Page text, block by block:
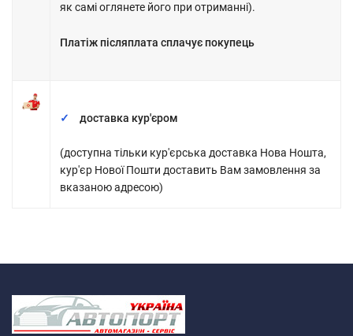
як самі оглянете його при отриманні).
Платіж післяплата сплачує покупець
доставка кур'єром
(доступна тільки кур'єрська доставка Нова Ношта,
кур'єр Нової Пошти доставить Вам замовлення за
вказаною адресою)